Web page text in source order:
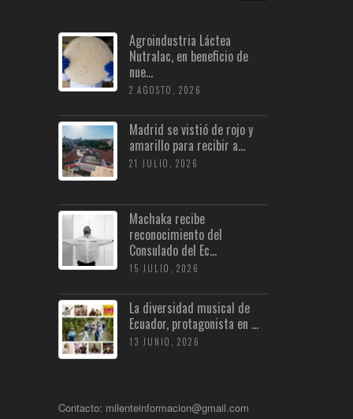
Agroindustria Láctea
Nutralac, en beneficio de
nue...
2 AGOSTO, 2026
Madrid se vistió de rojo y
amarillo para recibir a...
21 JULIO, 2026
Machaka recibe
reconocimiento del
Consulado del Ec...
15 JULIO, 2026
La diversidad musical de
Ecuador, protagonista en ...
13 JUNIO, 2026
Contacto: milenteinformacion@gmail.com